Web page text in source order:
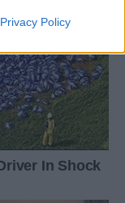
Privacy Policy